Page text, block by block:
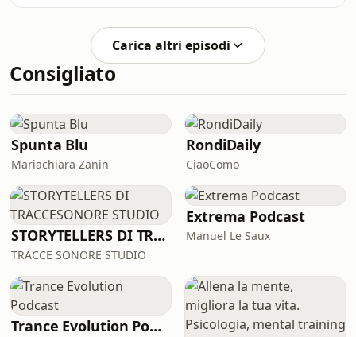
Visit megaphone.fm/adchoices
Vallanzasca ed è stato protagonista di
rapine e sparatorie che segnarono
profondamente la Milano degli anni
’70. Ma la sua è anche la storia di
Perché Tino Stefanini, che oggi ha 74
anni, ha passato 50 anni dietro le
sbarre. Learn
Carica altri episodi
Consigliato
Spunta Blu
Mariachiara Zanin
RondiDaily
CiaoComo
STORYTELLERS DI TRACCESONORE STUDIO
TRACCE SONORE STUDIO
Extrema Podcast
Manuel Le Saux
Trance Evolution Podcast